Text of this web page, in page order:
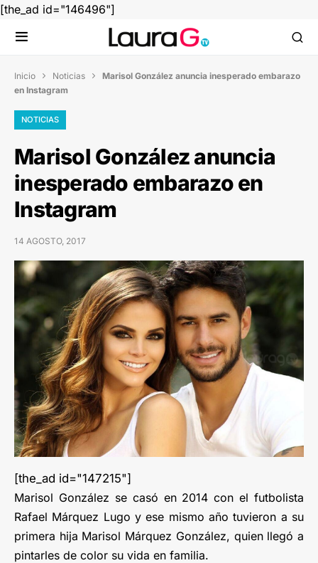
[the_ad id="146496"]
Inicio  Noticias  Marisol González anuncia inesperado embarazo
en Instagram
NOTICIAS
Marisol González anuncia
inesperado embarazo en
Instagram
14 AGOSTO, 2017
[the_ad id="147215"]
Marisol González se casó en 2014 con el futbolista
Rafael Márquez Lugo y ese mismo año tuvieron a su
primera hija Marisol Márquez González, quien llegó a
pintarles de color su vida en familia.